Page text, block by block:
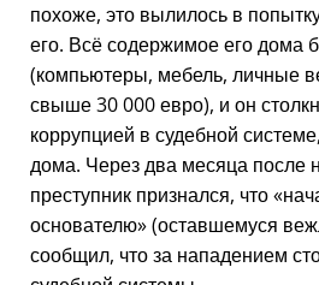
похоже, это вылилось в
его. Всё содержимое его дома
(компьютеры, мебель, личные
свыше 30 000 евро), и он
коррупцией в судебной
дома. Через два месяца после
преступник признался, что
основателю (оставшемуся
сообщил, что за нападением